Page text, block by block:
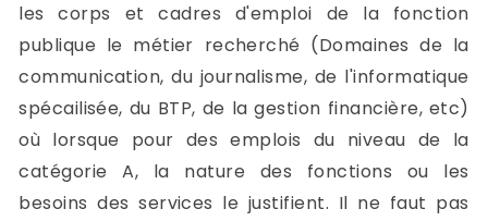
les corps et cadres d'emploi de la fonction
publique le métier recherché (Domaines de la
communication, du journalisme, de l'informatique
spécailisée, du BTP, de la gestion financière, etc)
où lorsque pour des emplois du niveau de la
catégorie A, la nature des fonctions ou les
besoins des services le justifient. Il ne faut pas